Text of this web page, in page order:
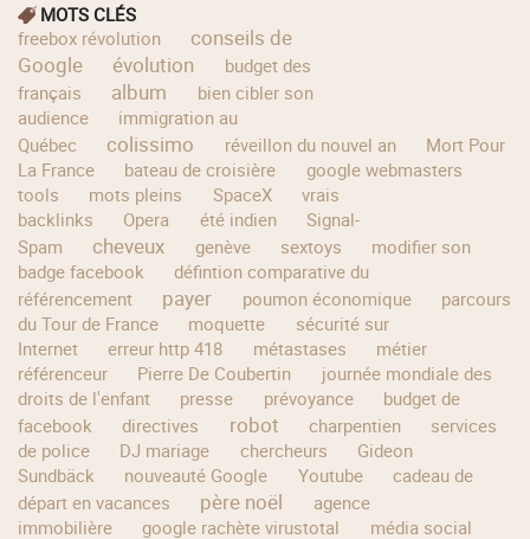
MOTS CLÉS
freebox révolution
conseils de
Google
évolution
budget des
français
album
bien cibler son
audience
immigration au
Québec
colissimo réveillon du nouvel an
Mort Pour
La France
bateau de croisière
google webmasters
tools
mots pleins SpaceX
vrais
backlinks
Opera été indien
Signal-
Spam
cheveux genève sextoys
modifier son
badge facebook
défintion comparative du
référencement
payer poumon économique
parcours
du Tour de France
moquette
sécurité sur
Internet
erreur http 418 métastases
métier
référenceur
Pierre De Coubertin
journée mondiale des
droits de l'enfant
presse prévoyance
budget de
facebook
directives robot charpentien
services
de police
DJ mariage chercheurs
Gideon
Sundbäck
nouveauté Google Youtube
cadeau de
départ en vacances
père noël
agence
immobilière
google rachète virustotal
média social